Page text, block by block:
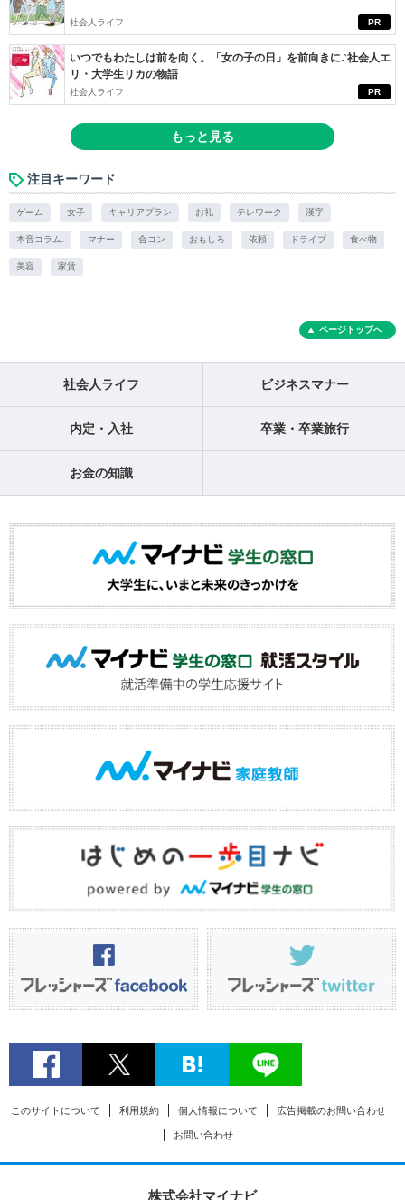
PR
社会人ライフ
PR
いつでもわたしは前を向く。「女の子の日」を前向きに♪社会人エ
リ・大学生リカの物語
社会人ライフ
もっと見る
注目キーワード
ゲーム 女子 キャリアプラン お礼 テレワーク 漢字
本音コラム. マナー 合コン おもしろ 依頼 ドライブ 食べ物
美容 家賃
ページトップへ
社会人ライフ ビジネスマナー
内定・入社 卒業・卒業旅行
お金の知識
このサイトについて 利用規約 個人情報について 広告掲載のお問い合わせ
お問い合わせ
株式会社マイナビ